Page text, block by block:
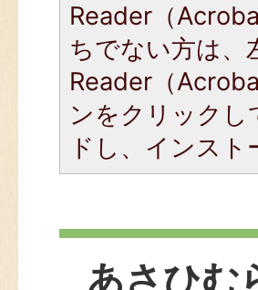
Reader（
ちでない方は、
Reader（
ンをクリック
ドし、インス
あさひむ